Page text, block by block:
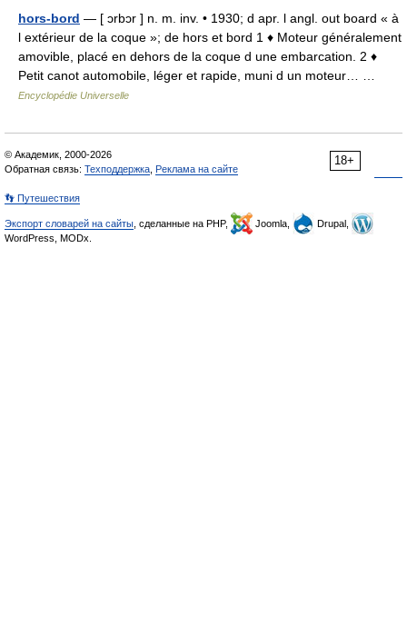
hors-bord — [ ɔrbɔr ] n. m. inv. • 1930; d apr. l angl. out board « à
l extérieur de la coque »; de hors et bord 1 ♦ Moteur généralement
amovible, placé en dehors de la coque d une embarcation. 2 ♦
Petit canot automobile, léger et rapide, muni d un moteur… …
Encyclopédie Universelle
18+
© Академик, 2000-2026
Обратная связь: Техподдержка Реклама на сайте
👣 Путешествия
Экспорт словарей на сайты , сделанные на PHP, Joomla,
Drupal,
WordPress, MODx.